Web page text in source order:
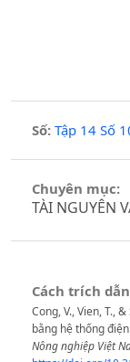
Số: Tập 14 Số
Chuyên mục:
TÀI NGUYÊN
Cách trích
Cong, V., Vien, T.,
bằng hệ thống
Nông nghiệp Việt